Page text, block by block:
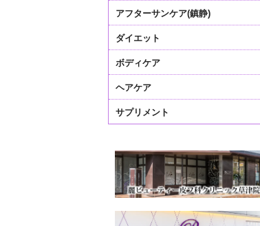
アフターサンケア(鎮静)
ダイエット
ボディケア
ヘアケア
サプリメント